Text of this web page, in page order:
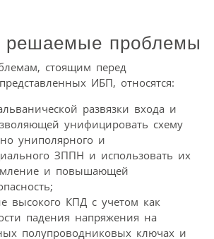
решаемые проблемы
стоящим перед
ИБП, относятся:
развязки входа и
унифицировать схему
униполярного и
ЗППН и использовать их
и повышающей
высокого КПД с учетом как
падения напряжения на
полупроводниковых ключах и